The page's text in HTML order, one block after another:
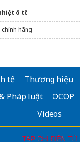
ô tô
chính hãng
tế Thương hiệu
Pháp luật
OCOP
Videos